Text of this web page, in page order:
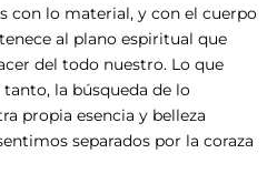
con lo material, y con el cuerpo
al plano espiritual que
del todo nuestro. Lo que
la búsqueda de lo
propia esencia y belleza
separados por la coraza